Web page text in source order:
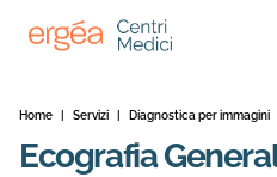
Home Servizi Diagnostica per immagini
Ecografia